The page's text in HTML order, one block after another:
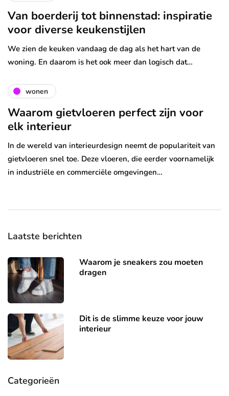
Van boerderij tot binnenstad: inspiratie
voor diverse keukenstijlen
We zien de keuken vandaag de dag als het hart van de
woning. En daarom is het ook meer dan logisch dat…
wonen
Waarom gietvloeren perfect zijn voor
elk interieur
In de wereld van interieurdesign neemt de populariteit van
gietvloeren snel toe. Deze vloeren, die eerder voornamelijk
in industriële en commerciële omgevingen…
Laatste berichten
Waarom je sneakers zou moeten
dragen
Dit is de slimme keuze voor jouw
interieur
Categorieën